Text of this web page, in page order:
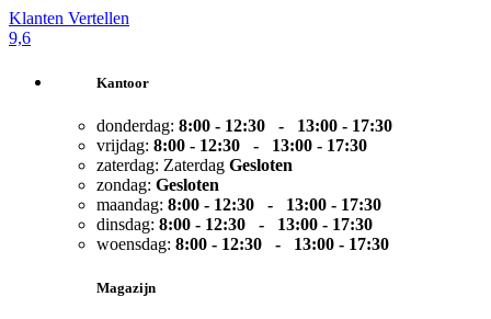
Klanten Vertellen
9,6
Kantoor
donderdag: 8:00 - 12:30 - 13:00 - 17:30
vrijdag: 8:00 - 12:30 - 13:00 - 17:30
zaterdag: Zaterdag Gesloten
zondag: Gesloten
maandag: 8:00 - 12:30 - 13:00 - 17:30
dinsdag: 8:00 - 12:30 - 13:00 - 17:30
woensdag: 8:00 - 12:30 - 13:00 - 17:30
Magazijn